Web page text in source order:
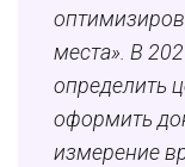
места». В
определить
оформить
измерение